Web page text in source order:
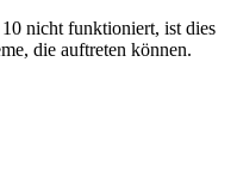
nicht funktioniert, ist dies
die auftreten können.